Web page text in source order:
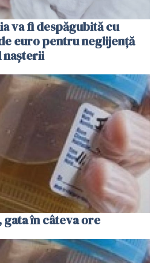
va fi despăgubită cu
euro pentru neglijenţă
naşterii
în câteva ore